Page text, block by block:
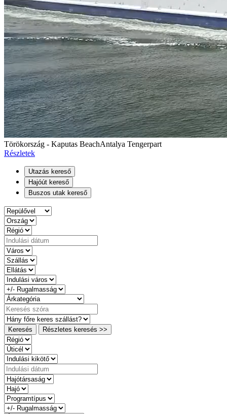
Törökország - Kaputas BeachAntalya Tengerpart
Részletek
Utazás kereső
Hajóút kereső
Buszos utak kereső
Keresés Részletes keresés >>